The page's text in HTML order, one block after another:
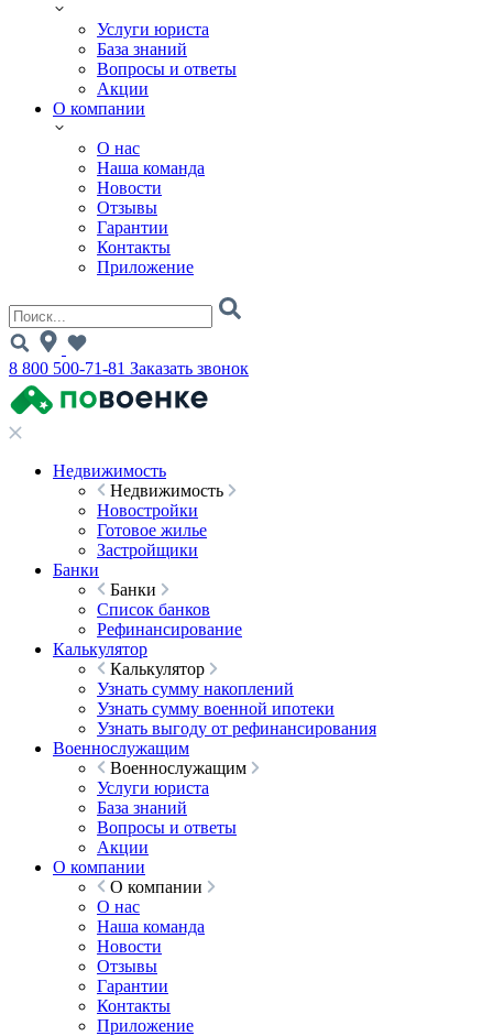
Услуги юриста
База знаний
Вопросы и ответы
Акции
О компании
О нас
Наша команда
Новости
Отзывы
Гарантии
Контакты
Приложение
8 800 500-71-81 Заказать звонок
Недвижимость
Недвижимость
Новостройки
Готовое жилье
Застройщики
Банки
Банки
Список банков
Рефинансирование
Калькулятор
Калькулятор
Узнать сумму накоплений
Узнать сумму военной ипотеки
Узнать выгоду от рефинансирования
Военнослужащим
Военнослужащим
Услуги юриста
База знаний
Вопросы и ответы
Акции
О компании
О компании
О нас
Наша команда
Новости
Отзывы
Гарантии
Контакты
Приложение